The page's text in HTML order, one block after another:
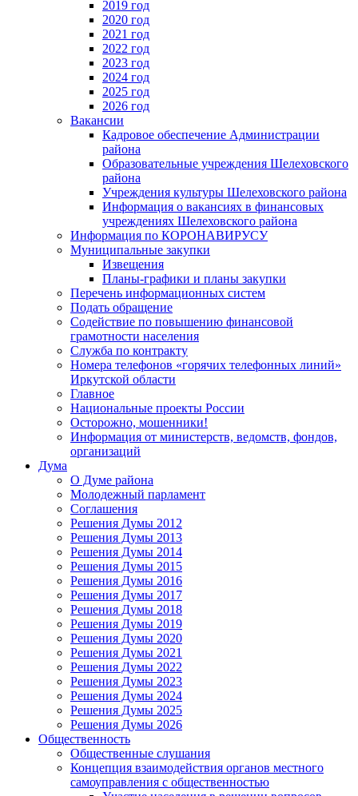
2019 год
2020 год
2021 год
2022 год
2023 год
2024 год
2025 год
2026 год
Вакансии
Кадровое обеспечение Администрации
района
Образовательные учреждения Шелеховского
района
Учреждения культуры Шелеховского района
Информация о вакансиях в финансовых
учреждениях Шелеховского района
Информация по КОРОНАВИРУСУ
Муниципальные закупки
Извещения
Планы-графики и планы закупки
Перечень информационных систем
Подать обращение
Содействие по повышению финансовой
грамотности населения
Служба по контракту
Номера телефонов «горячих телефонных линий»
Иркутской области
Главное
Национальные проекты России
Осторожно, мошенники!
Информация от министерств, ведомств, фондов,
организаций
Дума
О Думе района
Молодежный парламент
Соглашения
Решения Думы 2012
Решения Думы 2013
Решения Думы 2014
Решения Думы 2015
Решения Думы 2016
Решения Думы 2017
Решения Думы 2018
Решения Думы 2019
Решения Думы 2020
Решения Думы 2021
Решения Думы 2022
Решения Думы 2023
Решения Думы 2024
Решения Думы 2025
Решения Думы 2026
Общественность
Общественные слушания
Концепция взаимодействия органов местного
самоуправления с общественностью